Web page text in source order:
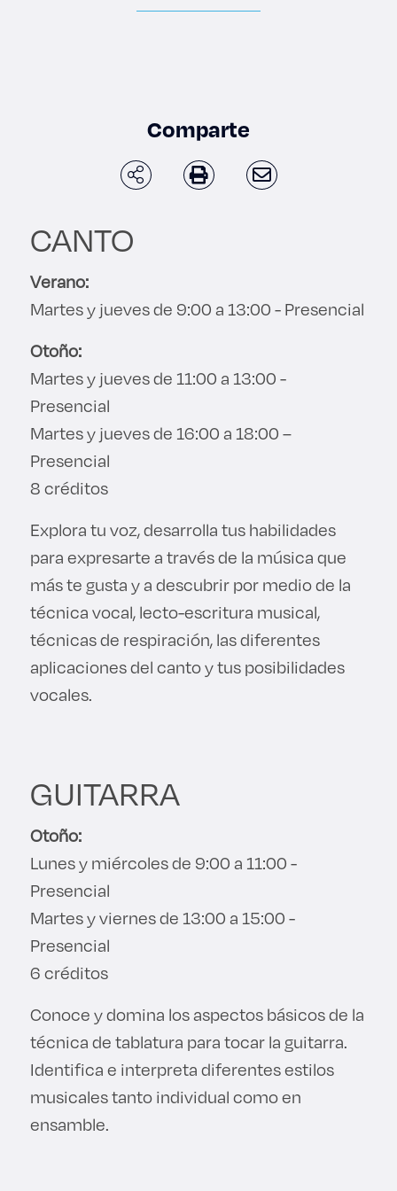
Derecho
Lo más buscado
Carreras
Derecho
Prepa ITESO
Sustentabilidad
Comparte
CANTO
Verano:
Martes y jueves de 9:00 a 13:00 - Presencial
Otoño:
Martes y jueves de 11:00 a 13:00 -
Presencial
Martes y jueves de 16:00 a 18:00 –
Presencial
8 créditos
Explora tu voz, desarrolla tus habilidades
para expresarte a través de la música que
más te gusta y a descubrir por medio de la
técnica vocal, lecto-escritura musical,
técnicas de respiración, las diferentes
aplicaciones del canto y tus posibilidades
vocales.
GUITARRA
Otoño:
Lunes y miércoles de 9:00 a 11:00 -
Presencial
Martes y viernes de 13:00 a 15:00 -
Presencial
6 créditos
Conoce y domina los aspectos básicos de la
técnica de tablatura para tocar la guitarra.
Identifica e interpreta diferentes estilos
musicales tanto individual como en
ensamble.